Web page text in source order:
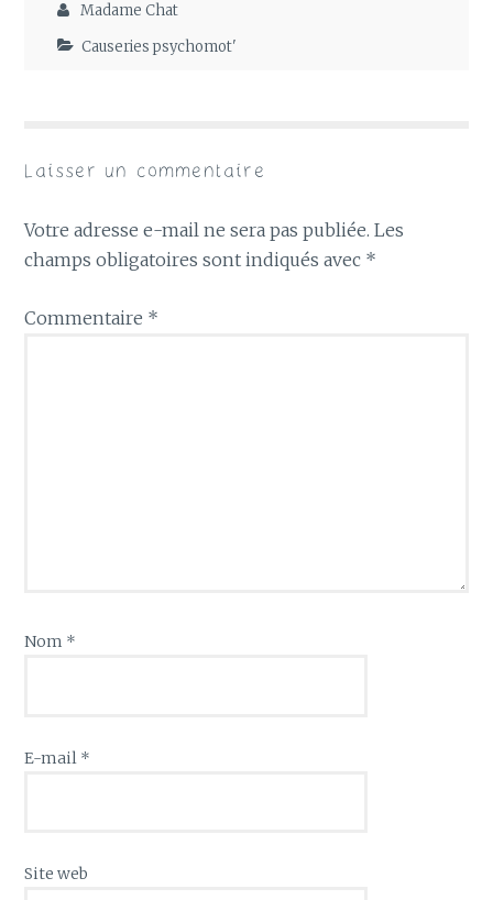
Madame Chat
Causeries psychomot'
Laisser un commentaire
Votre adresse e-mail ne sera pas publiée. Les
champs obligatoires sont indiqués avec *
Commentaire *
Nom *
E-mail *
Site web